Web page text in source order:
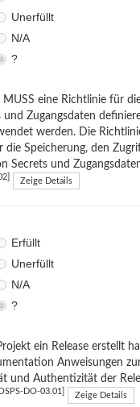
Unerfüllt
N/A
?
MUSS eine Richtlinie für
und Zugangsdaten
werden. Die
die Speicherung, den
Secrets und
Zeige Details
Erfüllt
Unerfüllt
N/A
?
ein Release erstellt
Anweisungen
und Authentizität der
DO-03.01] Zeige Details